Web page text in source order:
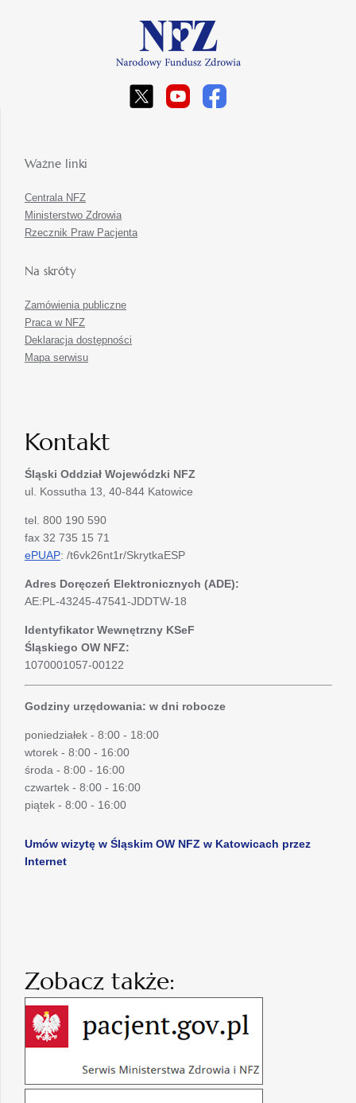
Ważne linki
Centrala NFZ
Ministerstwo Zdrowia
Rzecznik Praw Pacjenta
Na skróty
Zamówienia publiczne
Praca w NFZ
Deklaracja dostępności
Mapa serwisu
Kontakt
Śląski Oddział Wojewódzki NFZ
ul. Kossutha 13, 40-844 Katowice
tel. 800 190 590
fax 32 735 15 71
ePUAP: /t6vk26nt1r/SkrytkaESP
Adres Doręczeń Elektronicznych (ADE):
AE:PL-43245-47541-JDDTW-18
Identyfikator Wewnętrzny KSeF
Śląskiego OW NFZ:
1070001057-00122
Godziny urzędowania: w dni robocze
poniedziałek - 8:00 - 18:00
wtorek - 8:00 - 16:00
środa - 8:00 - 16:00
czwartek - 8:00 - 16:00
piątek - 8:00 - 16:00
Umów wizytę w Śląskim OW NFZ w Katowicach przez
Internet
Zobacz także: